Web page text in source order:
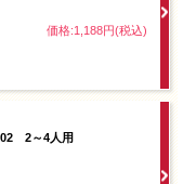
価格:1,188円(税込)
2～4人用